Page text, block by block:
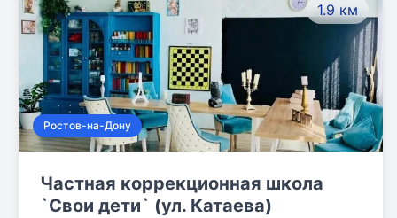
1.9 км
Ростов-на-Дону
Частная коррекционная школа
`Свои дети` (ул. Катаева)